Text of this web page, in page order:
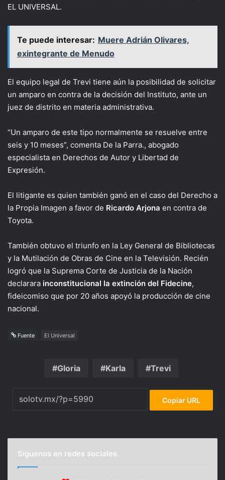
EL UNIVERSAL.
Te puede interesar: Muere Adrián Olivares,
exintegrante de Menudo
El equipo legal de Trevi tiene aún la posibilidad de solicitar
un amparo en contra de la decisión del Instituto, ante un
juez de distrito en materia administrativa.
“Un amparo de este tipo normalmente se resuelve entre
seis y 10 meses”, comenta De la Parra., abogado
especialista en Derechos de Autor y Libertad de
Expresión.
El litigante es quien también ganó en el caso del Derecho a
la Propia Imagen a favor de Ricardo Arjona en contra de
Toyota.
También obtuvo el triunfo en la Ley General de Bibliotecas
y la Mutilación de Obras de Cine en la Televisión. Recién
logró que la Suprema Corte de Justicia de la Nación
declarara inconstitucional la extinción del Fidecine,
fideicomiso que por 20 años apoyó la producción de cine
nacional.
Fuente El Universal
Gloria Karla Trevi
Copiar URL
Síguenos en redes sociales